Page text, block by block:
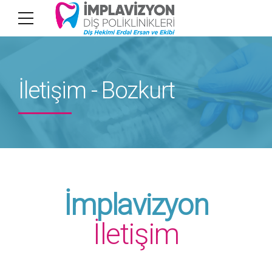
İletişim - Bozkurt
İmplavizyon
İletişim